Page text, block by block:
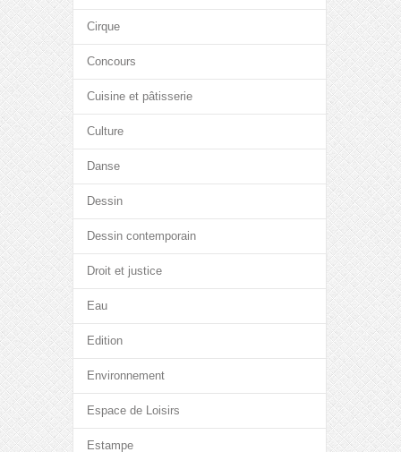
Cirque
Concours
Cuisine et pâtisserie
Culture
Danse
Dessin
Dessin contemporain
Droit et justice
Eau
Edition
Environnement
Espace de Loisirs
Estampe